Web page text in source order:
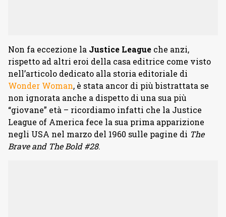
Non fa eccezione la Justice League che anzi,
rispetto ad altri eroi della casa editrice come visto
nell’articolo dedicato alla storia editoriale di
Wonder Woman, è stata ancor di più bistrattata se
non ignorata anche a dispetto di una sua più
“giovane” età – ricordiamo infatti che la Justice
League of America fece la sua prima apparizione
negli USA nel marzo del 1960 sulle pagine di The
Brave and The Bold #28.